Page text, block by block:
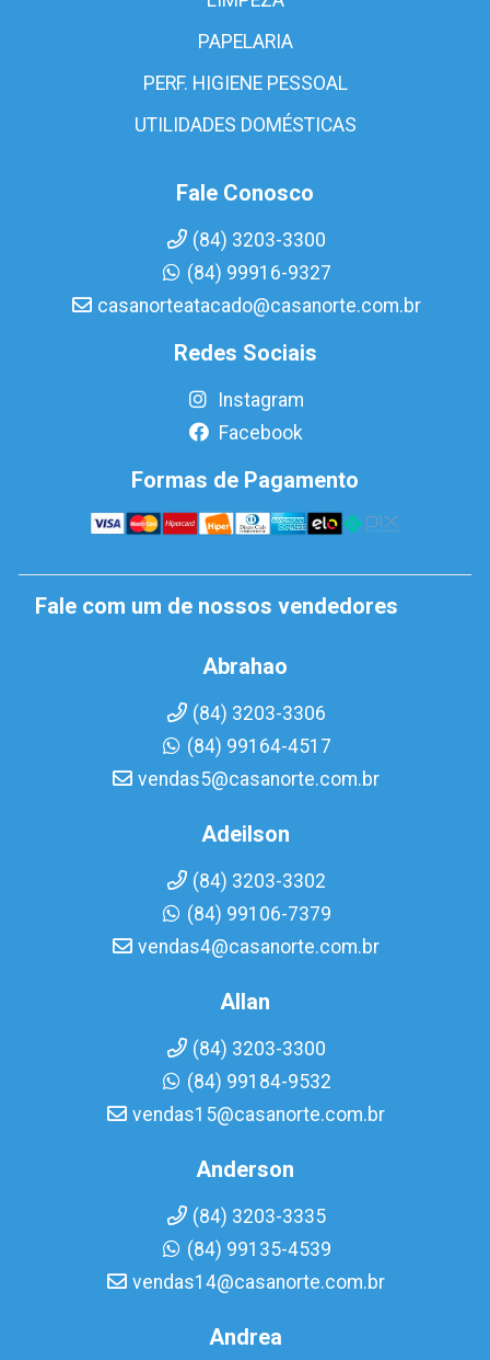
PAPELARIA
PERF. HIGIENE PESSOAL
UTILIDADES DOMÉSTICAS
Fale Conosco
(84) 3203-3300
(84) 99916-9327
casanorteatacado@casanorte.com.br
Redes Sociais
Instagram
Facebook
Formas de Pagamento
Fale com um de nossos vendedores
Abrahao
(84) 3203-3306
(84) 99164-4517
vendas5@casanorte.com.br
Adeilson
(84) 3203-3302
(84) 99106-7379
vendas4@casanorte.com.br
Allan
(84) 3203-3300
(84) 99184-9532
vendas15@casanorte.com.br
Anderson
(84) 3203-3335
(84) 99135-4539
vendas14@casanorte.com.br
Andrea